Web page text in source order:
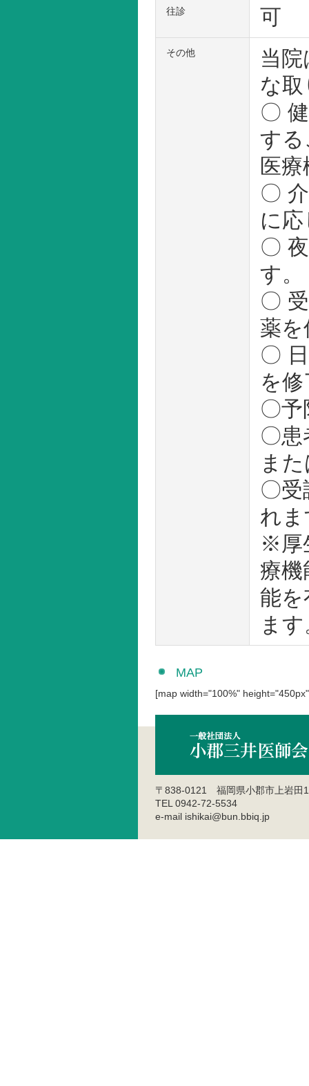
往診 可
その他
当
な
〇
する
医
〇
に
〇
す。
〇
薬を
〇
を
〇
〇
ま
〇
れ
※厚
療機
能を
ま
MAP
[map width="100%"
〒838-0121 福岡県小郡市上岩田
TEL 0942-72-5534
e-mail ishikai@bun.bbiq.jp